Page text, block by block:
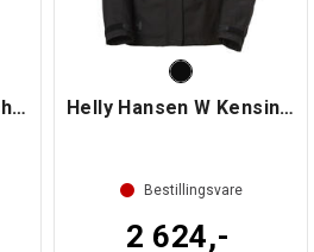
Helly Hansen W Manchester hettegenser Helly Hansen W Kensington Shell Jacket
Bestillingsvare
2 624,-